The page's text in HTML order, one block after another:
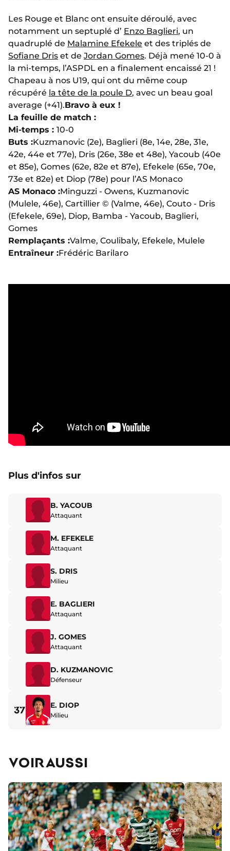
Les Rouge et Blanc ont ensuite déroulé, avec
notamment un septuplé d’ Enzo Baglieri, un
quadruplé de Malamine Efekele et des triplés de
Sofiane Dris et de Jordan Gomes. Déjà mené 10-0 à
la mi-temps, l’ASPDL en a finalement encaissé 21 !
Chapeau à nos U19, qui ont du même coup
récupéré la tête de la poule D, avec un beau goal
average (+41).Bravo à eux !
La feuille de match :
Mi-temps : 10-0
Buts :Kuzmanovic (2e), Baglieri (8e, 14e, 28e, 31e,
42e, 44e et 77e), Dris (26e, 38e et 48e), Yacoub (40e
et 85e), Gomes (62e, 82e et 87e), Efekele (65e, 70e,
73e et 82e) et Diop (78e) pour l’AS Monaco
AS Monaco :Minguzzi - Owens, Kuzmanovic
(Mulele, 46e), Cartillier © (Valme, 46e), Couto - Dris
(Efekele, 69e), Diop, Bamba - Yacoub, Baglieri,
Gomes
Remplaçants :Valme, Coulibaly, Efekele, Mulele
Entraîneur :Frédéric Barilaro
Plus d'infos sur
B. YACOUB
Attaquant
M. EFEKELE
Attaquant
S. DRIS
Milieu
E. BAGLIERI
Attaquant
J. GOMES
Attaquant
D. KUZMANOVIC
Défenseur
37 E. DIOP
Milieu
VOIR AUSSI